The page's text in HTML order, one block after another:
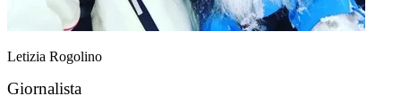
Letizia Rogolino
Giornalista